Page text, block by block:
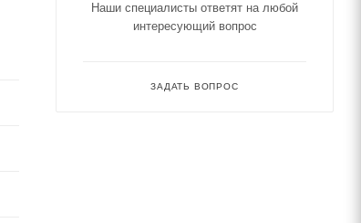
Наши специалисты ответят на любой
интересующий вопрос
ЗАДАТЬ ВОПРОС